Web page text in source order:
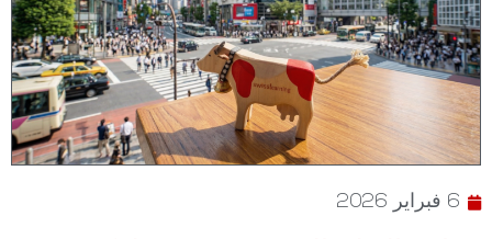
6 فبراير 2026